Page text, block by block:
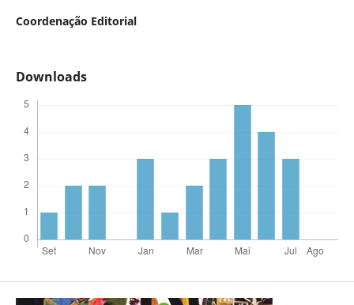
Coordenação Editorial
Downloads